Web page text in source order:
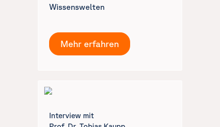
Wissenswelten
Mehr erfahren
Interview mit